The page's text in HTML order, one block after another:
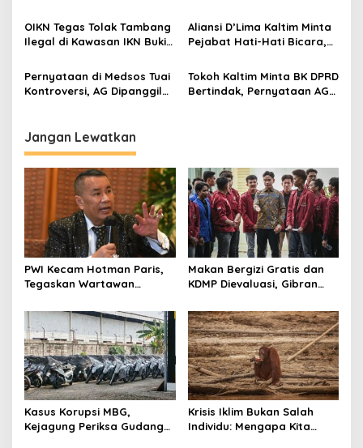
Wakil Wali Kota
Penegakan Hukum
Menyeluruh
OIKN Tegas Tolak Tambang
Ilegal di Kawasan IKN Bukit
Aliansi D’Lima Kaltim Minta
Pejabat Hati-Hati Bicara,
Harga Mati
Pernyataan di Medsos Tuai
Kontroversi, AG Dipanggil
Tokoh Kaltim Minta BK DPRD
Bertindak, Pernyataan AG
Jangan Lewatkan
PWI Kecam Hotman Paris,
Tegaskan Wartawan
Makan Bergizi Gratis dan
KDMP Dievaluasi, Gibran
Diperbaiki
Kasus Korupsi MBG,
Kejagung Periksa Gudang
Krisis Iklim Bukan Salah
Individu: Mengapa Kita